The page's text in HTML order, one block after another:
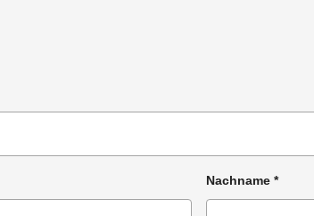
Nachname *